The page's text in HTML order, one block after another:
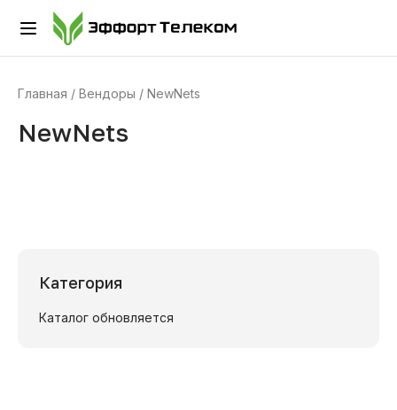
Главная Вендоры NewNets
NewNets
Категория
Каталог обновляется